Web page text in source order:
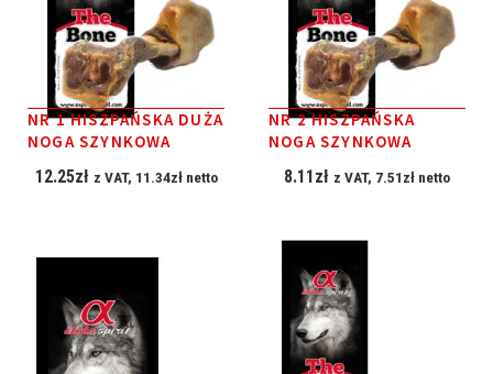
NR 1 HISZPAŃSKA DUŻA
NOGA SZYNKOWA
12.25zł z VAT, 11.34złnetto
NR 2 HISZPAŃSKA
NOGA SZYNKOWA
8.11zł z VAT, 7.51zł netto